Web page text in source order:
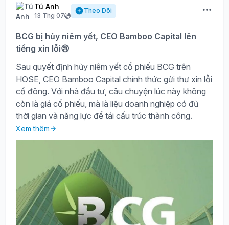
Tú Anh
13 Thg 07
Theo Dõi
BCG bị hủy niêm yết, CEO Bamboo Capital lên
tiếng xin lỗi😢
Sau quyết định hủy niêm yết cổ phiếu BCG trên
HOSE, CEO Bamboo Capital chính thức gửi thư xin lỗi
cổ đông. Với nhà đầu tư, câu chuyện lúc này không
còn là giá cổ phiếu, mà là liệu doanh nghiệp có đủ
thời gian và năng lực để tái cấu trúc thành công.
Xem thêm